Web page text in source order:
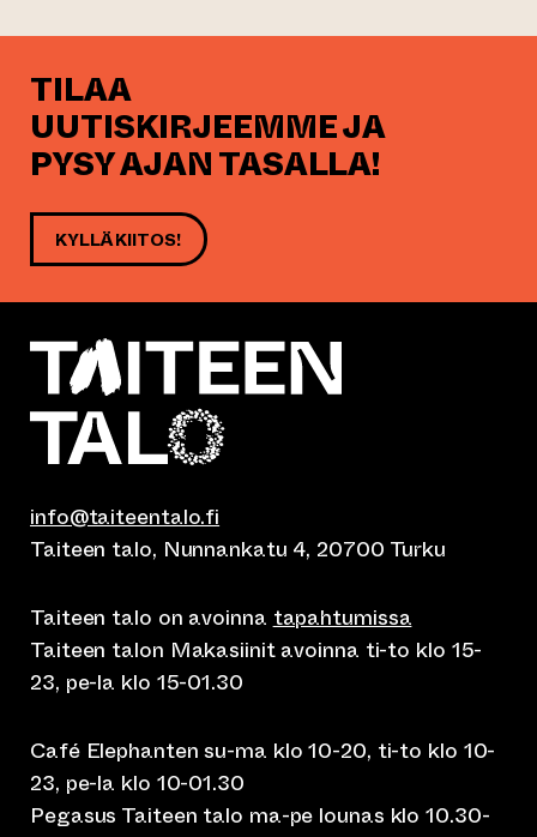
TILAA
UUTISKIRJEEMME JA
PYSY AJAN TASALLA!
KYLLÄ KIITOS!
info@taiteentalo.fi
Taiteen talo, Nunnankatu 4, 20700 Turku
Taiteen talo on avoinna tapahtumissa
Taiteen talon Makasiinit avoinna ti-to klo 15-
23, pe-la klo 15-01.30
Café Elephanten su-ma klo 10-20, ti-to klo 10-
23, pe-la klo 10-01.30
Pegasus Taiteen talo ma-pe lounas klo 10.30-